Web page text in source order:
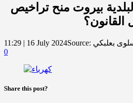
لبلدية بيروت منح تراخيص
القانون؟
11:29 | 16 July 2024Source: سلوى بعلبكي
0
Share this post?